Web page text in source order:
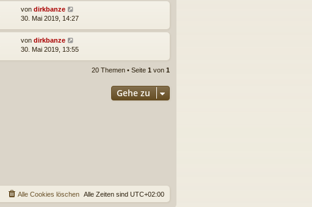
von dirkbanze
30. Mai 2019, 14:27
von dirkbanze
30. Mai 2019, 13:55
20 Themen • Seite 1 von 1
Gehe zu
Alle Zeiten sind UTC+02:00
Alle Cookies löschen